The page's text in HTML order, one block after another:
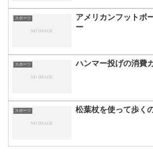
スポーツ
アメリカンフットボ
ー
スポーツ ハンマー投げの消費
スポーツ 松葉杖を使って歩く